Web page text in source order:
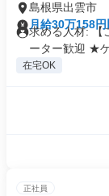
島根県出雲市
月給30万158円
求める人材: 【
ーター歓迎 ★ゲ
在宅OK
正社員